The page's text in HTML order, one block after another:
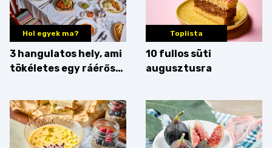
Hol egyek ma?
3 hangulatos hely, ami
tökéletes egy ráérős
Toplista
10 fullos süti
augusztusra